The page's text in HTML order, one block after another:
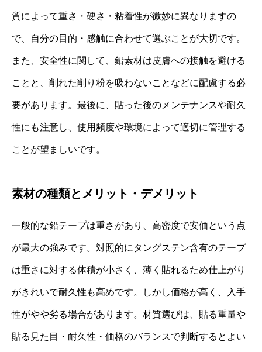
質によって重さ・硬さ・粘着性が微妙に異なりますの
で、自分の目的・感触に合わせて選ぶことが大切です。
また、安全性に関して、鉛素材は皮膚への接触を避ける
ことと、削れた削り粉を吸わないことなどに配慮する必
要があります。最後に、貼った後のメンテナンスや耐久
性にも注意し、使用頻度や環境によって適切に管理する
ことが望ましいです。
素材の種類とメリット・デメリット
一般的な鉛テープは重さがあり、高密度で安価という点
が最大の強みです。対照的にタングステン含有のテープ
は重さに対する体積が小さく、薄く貼れるため仕上がり
がきれいで耐久性も高めです。しかし価格が高く、入手
性がやや劣る場合があります。材質選びは、貼る重量や
貼る見た目・耐久性・価格のバランスで判断するとよい